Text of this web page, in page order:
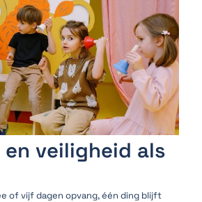
veiligheid als
of vijf dagen opvang, één ding blijft